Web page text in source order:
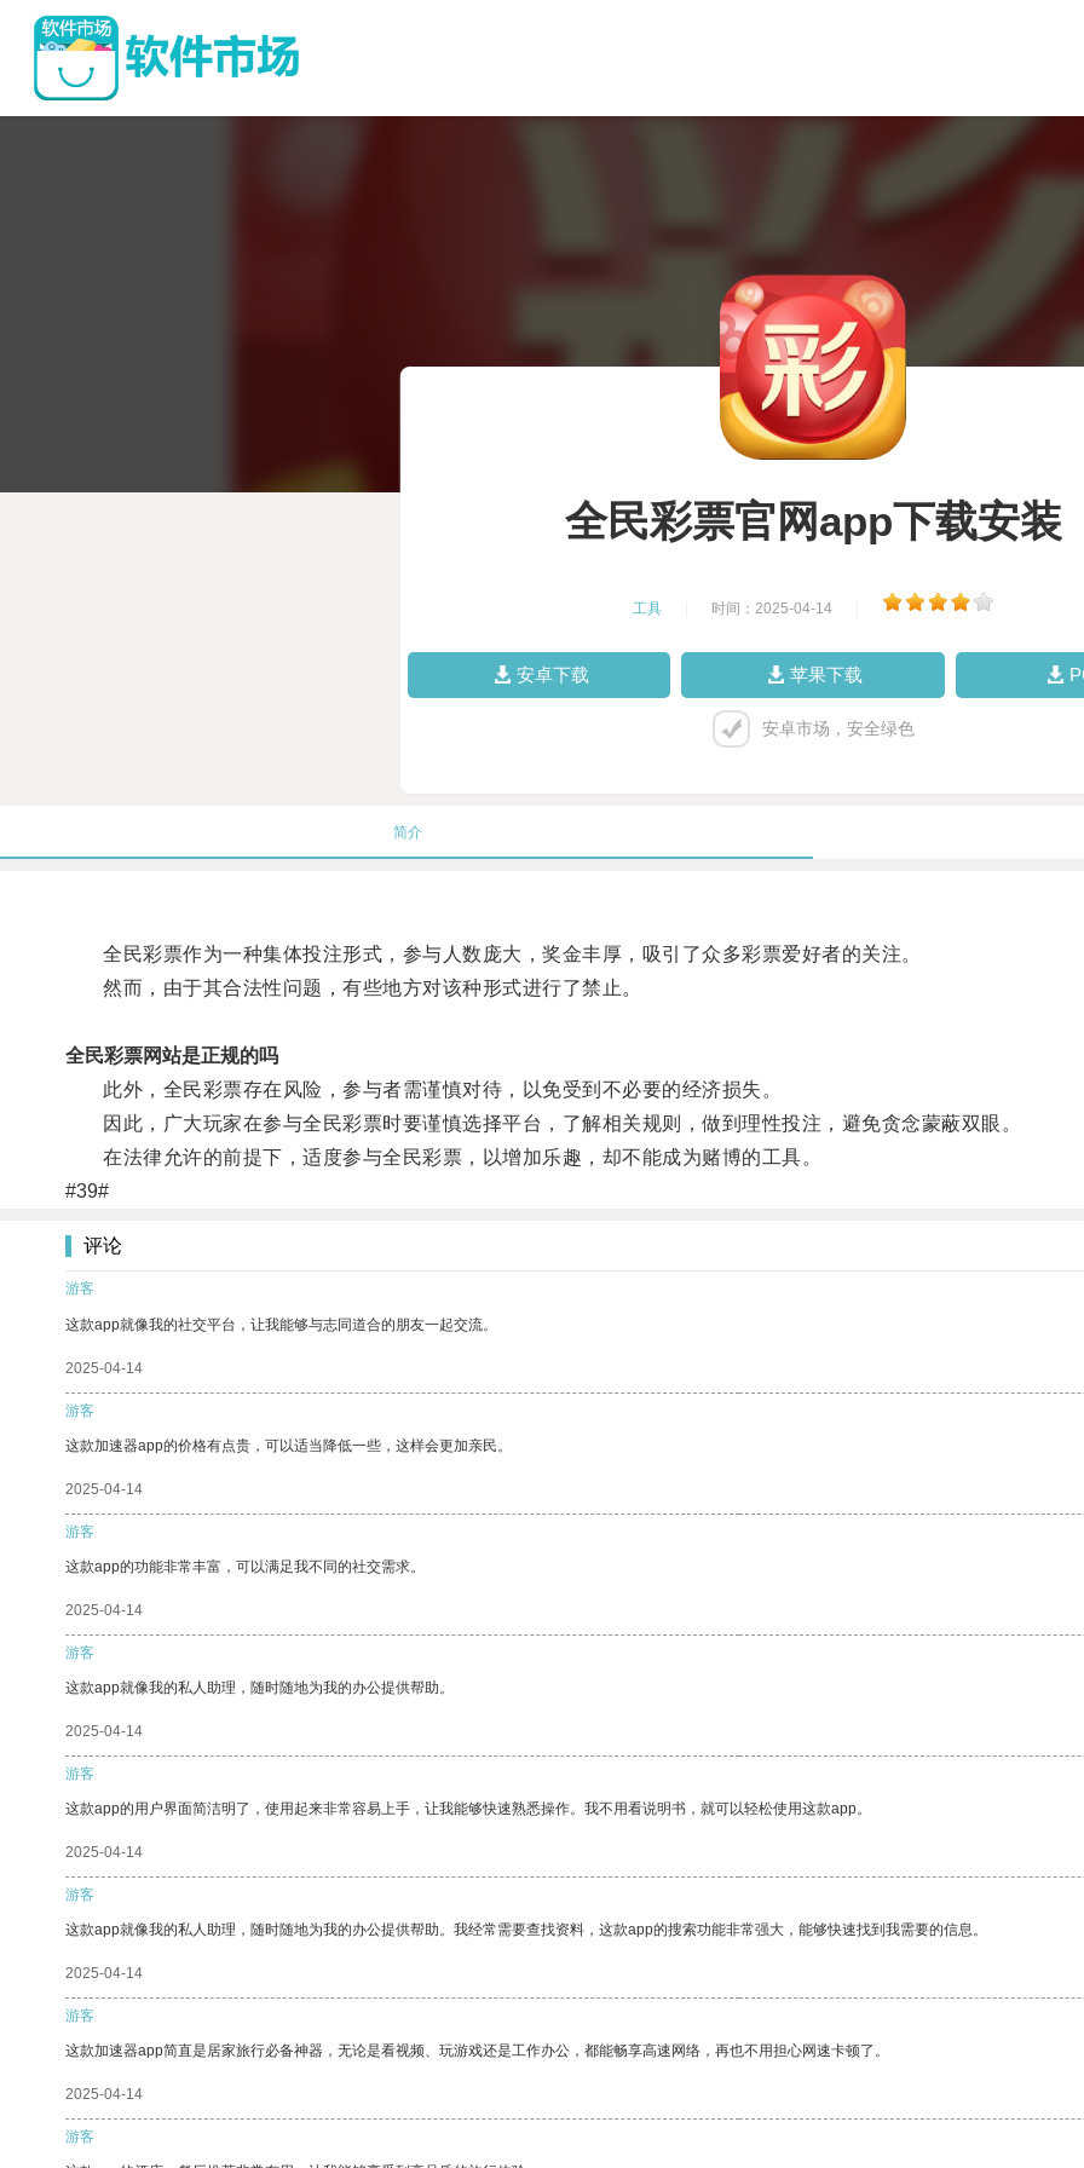
全民彩票官网app下载安装
工具 时间：2025-04-14
安卓下载 苹果下载
安卓市场，安全绿色
简介
全民彩票作为一种集体投注形式，参与人数庞大，奖金丰厚，吸引了众多彩票爱好者的关注。
然而，由于其合法性问题，有些地方对该种形式进行了禁止。
全民彩票网站是正规的吗
此外，全民彩票存在风险，参与者需谨慎对待，以免受到不必要的经济损失。
因此，广大玩家在参与全民彩票时要谨慎选择平台，了解相关规则，做到理性投注，避免贪念蒙蔽双眼。
在法律允许的前提下，适度参与全民彩票，以增加乐趣，却不能成为赌博的工具。
#39#
评论
游客
这款app就像我的社交平台，让我能够与志同道合的朋友一起交流。
2025-04-14
游客
这款加速器app的价格有点贵，可以适当降低一些，这样会更加亲民。
2025-04-14
游客
这款app的功能非常丰富，可以满足我不同的社交需求。
2025-04-14
游客
这款app就像我的私人助理，随时随地为我的办公提供帮助。
2025-04-14
游客
这款app的用户界面简洁明了，使用起来非常容易上手，让我能够快速熟悉操作。我不用看说明书，就可以轻松使用这款app。
2025-04-14
游客
这款app就像我的私人助理，随时随地为我的办公提供帮助。我经常需要查找资料，这款app的搜索功能非常强大，能够快速找到我需要的信息。
2025-04-14
游客
这款加速器app简直是居家旅行必备神器，无论是看视频、玩游戏还是工作办公，都能畅享高速网络，再也不用担心网速卡顿了。
2025-04-14
游客